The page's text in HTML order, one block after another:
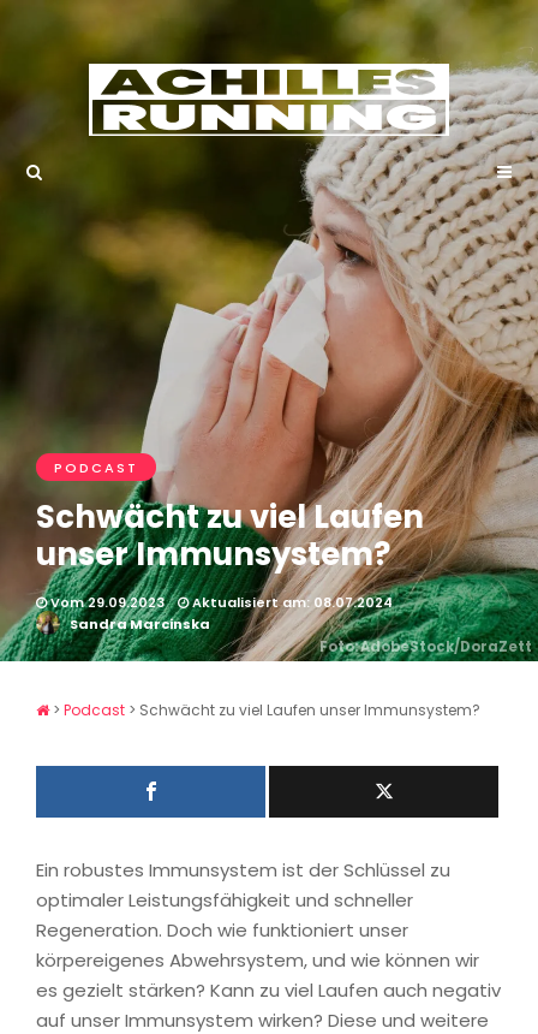
PODCAST
Schwächt zu viel Laufen
unser Immunsystem?
Vom 29.09.2023
Aktualisiert am: 08.07.2024
Sandra Marcinska
Foto: AdobeStock/DoraZett
> Podcast > Schwächt zu viel Laufen unser Immunsystem?
Ein robustes Immunsystem ist der Schlüssel zu
optimaler Leistungsfähigkeit und schneller
Regeneration. Doch wie funktioniert unser
körpereigenes Abwehrsystem, und wie können wir
es gezielt stärken? Kann zu viel Laufen auch negativ
auf unser Immunsystem wirken? Diese und weitere